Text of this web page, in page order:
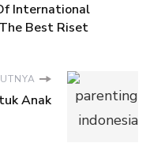
International
Best Riset
Anak